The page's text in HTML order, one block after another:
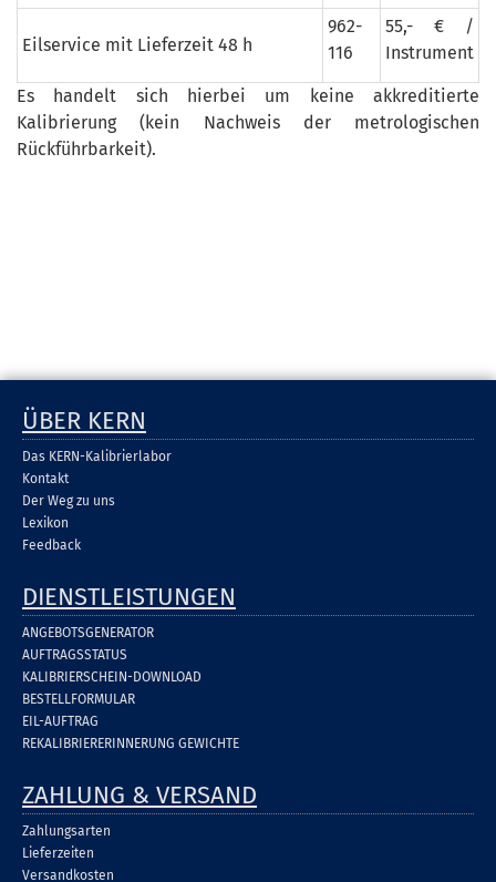
Eilservice mit Lieferzeit 48 h
962-
116
55,- € /
Instrument
Es handelt sich hierbei um keine akkreditierte
Kalibrierung (kein Nachweis der metrologischen
Rückführbarkeit).
ÜBER KERN
Das KERN-Kalibrierlabor
Kontakt
Der Weg zu uns
Lexikon
Feedback
DIENSTLEISTUNGEN
ANGEBOTSGENERATOR
AUFTRAGSSTATUS
KALIBRIERSCHEIN-DOWNLOAD
BESTELLFORMULAR
EIL-AUFTRAG
REKALIBRIERERINNERUNG GEWICHTE
ZAHLUNG & VERSAND
Zahlungsarten
Lieferzeiten
Versandkosten